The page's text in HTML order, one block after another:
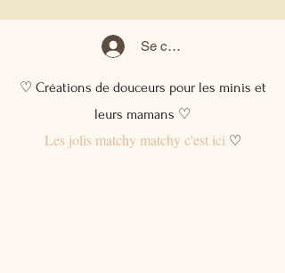
Se connecter
♡ Créations de douceurs pour les minis et
leurs mamans ♡
Les jolis matchy matchy c'est ici♡